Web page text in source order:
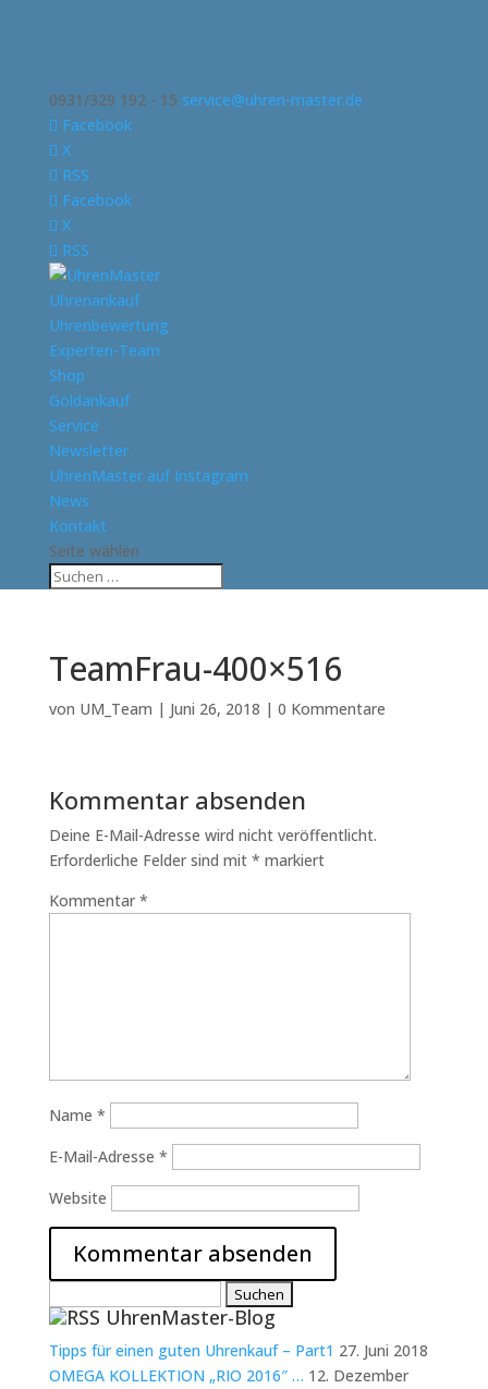
0931/329 192 - 15 service@uhren-master.de
Facebook
X
RSS
Facebook
X
RSS
Uhrenankauf
Uhrenbewertung
Experten-Team
Shop
Goldankauf
Service
Newsletter
UhrenMaster auf Instagram
News
Kontakt
Seite wählen
TeamFrau-400×516
von UM_Team | Juni 26, 2018 | 0 Kommentare
Kommentar absenden
Deine E-Mail-Adresse wird nicht veröffentlicht.
Erforderliche Felder sind mit * markiert
Kommentar *
Name *
E-Mail-Adresse *
Website
nach:
UhrenMaster-Blog
Tipps für einen guten Uhrenkauf – Part1 27. Juni 2018
OMEGA KOLLEKTION „RIO 2016″ … 12. Dezember